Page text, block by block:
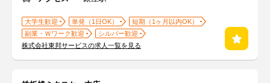
大学生歓迎 単発（1日OK）
短期（1ヶ月以内OK）
副業・Ｗワーク歓迎
シルバー歓迎
株式会社東邦サービスの求人一覧を見る